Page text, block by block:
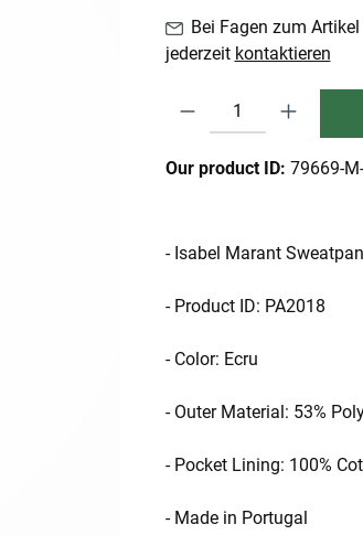
Bei Fagen zum
jederzeit kontaktieren
Produkt Anzahl: Gib den
Our product ID: 79669-
- Isabel Marant
- Product ID: PA2018
- Color: Ecru
- Outer Material: 53%
- Pocket Lining: 100%
- Made in Portugal